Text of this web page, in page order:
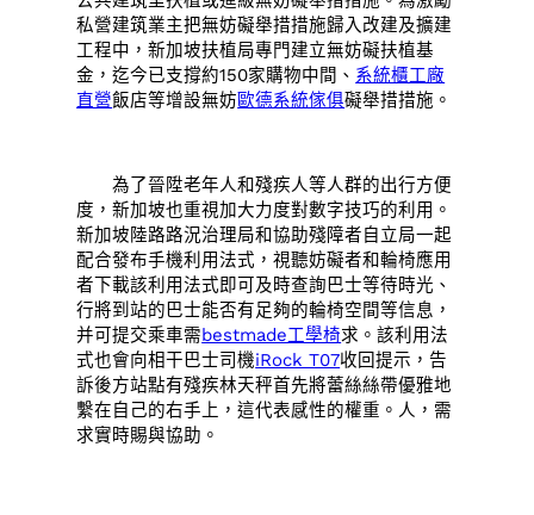
私營建筑業主把無妨礙舉措措施歸入改建及擴建
工程中，新加坡扶植局專門建立無妨礙扶植基
金，迄今已支撐約150家購物中間、 系統櫃工廠
直營飯店等增設無妨歐德系統傢俱礙舉措措施。
為了晉陞老年人和殘疾人等人群的出行方便
度，新加坡也重視加大力度對數字技巧的利用。
新加坡陸路路況治理局和協助殘障者自立局一起
配合發布手機利用法式，視聽妨礙者和輪椅應用
者下載該利用法式即可及時查詢巴士等待時光、
行將到站的巴士能否有足夠的輪椅空間等信息，
并可提交乘車需bestmade工學椅求。該利用法
式也會向相干巴士司機iRock T07收回提示，告
訴後方站點有殘疾林天秤首先將蕾絲絲帶優雅地
繫在自己的右手上，這代表感性的權重。人，需
求實時賜與協助。